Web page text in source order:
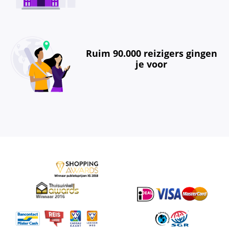
Ruim 90.000 reizigers gingen
je voor